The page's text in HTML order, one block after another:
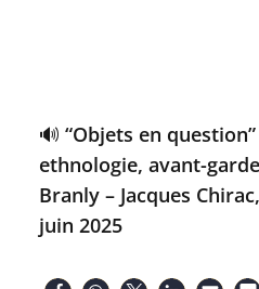
🔊 “Objets en
ethnologie, avant-
Branly – Jacques
juin 2025